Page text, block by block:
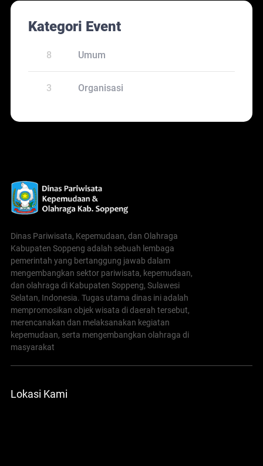
Kategori Event
8 Umum
3 Organisasi
Dinas Pariwisata, Kepemudaan, dan Olahraga
Kabupaten Soppeng adalah sebuah lembaga
pemerintah yang bertanggung jawab dalam
mengembangkan sektor pariwisata, kepemudaan,
dan olahraga di Kabupaten Soppeng, Sulawesi
Selatan, Indonesia. Tugas utama dinas ini adalah
mempromosikan objek wisata di daerah tersebut,
merencanakan dan melaksanakan kegiatan
kepemudaan, serta mengembangkan olahraga di
masyarakat
Lokasi Kami